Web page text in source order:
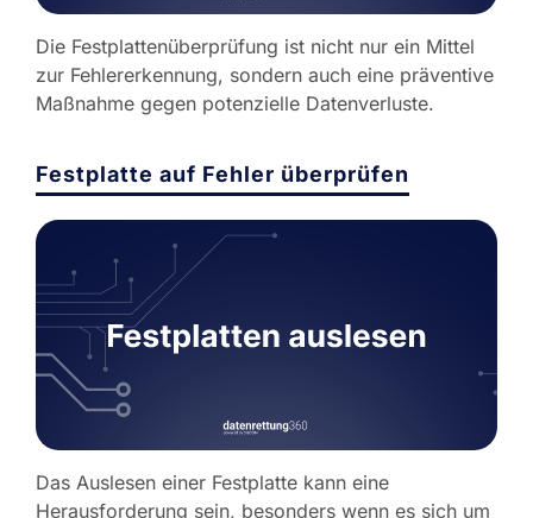
Die Festplattenüberprüfung ist nicht nur ein Mittel
zur Fehlererkennung, sondern auch eine präventive
Maßnahme gegen potenzielle Datenverluste.
Festplatte auf Fehler überprüfen
Das Auslesen einer Festplatte kann eine
Herausforderung sein, besonders wenn es sich um